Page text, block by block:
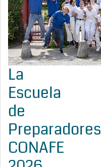
La
Escuela
de
Preparadores
CONAFE